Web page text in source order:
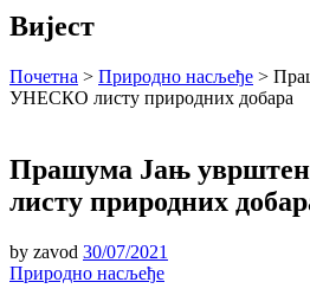
Вијест
Почетна > Природно насљеђе >
УНЕСКО листу природних добара
Прашума Јањ
листу природних
by zavod 30/07/2021
Природно насљеђе